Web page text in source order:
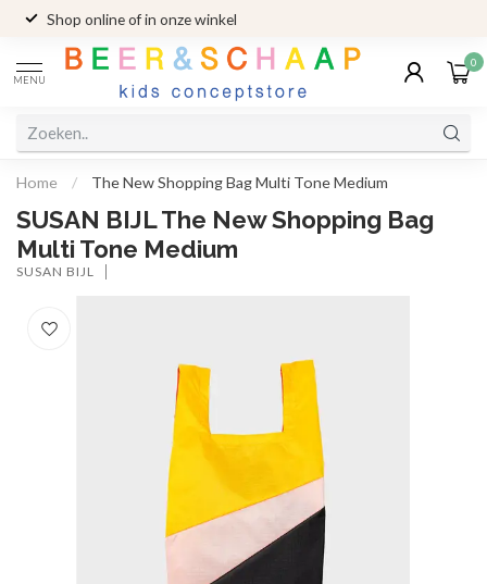
Shop online of in onze winkel
MENU
0
Home / The New Shopping Bag Multi Tone Medium
SUSAN BIJL The New Shopping Bag
Multi Tone Medium
SUSAN BIJL